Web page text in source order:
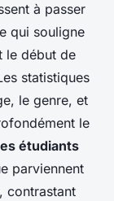
à passer
qui souligne
le début de
statistiques
le genre, et
le
étudiants
parviennent
contrastant